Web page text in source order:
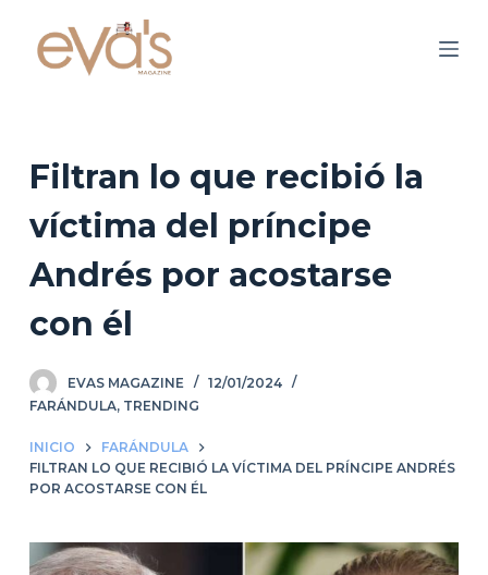
o
n
d
o
Filtran lo que recibió la
víctima del príncipe
Andrés por acostarse
con él
EVAS MAGAZINE
12/01/2024
FARÁNDULA, TRENDING
INICIO
FARÁNDULA
FILTRAN LO QUE RECIBIÓ LA VÍCTIMA DEL PRÍNCIPE ANDRÉS
POR ACOSTARSE CON ÉL